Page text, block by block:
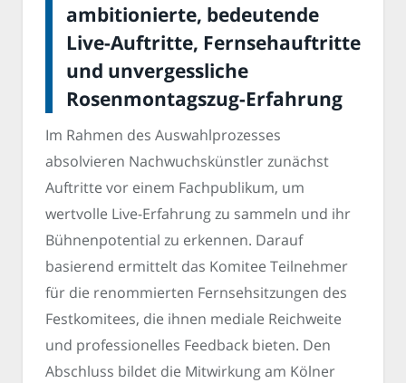
ambitionierte, bedeutende
Live-Auftritte, Fernsehauftritte
und unvergessliche
Rosenmontagszug-Erfahrung
Im Rahmen des Auswahlprozesses
absolvieren Nachwuchskünstler zunächst
Auftritte vor einem Fachpublikum, um
wertvolle Live-Erfahrung zu sammeln und ihr
Bühnenpotential zu erkennen. Darauf
basierend ermittelt das Komitee Teilnehmer
für die renommierten Fernsehsitzungen des
Festkomitees, die ihnen mediale Reichweite
und professionelles Feedback bieten. Den
Abschluss bildet die Mitwirkung am Kölner